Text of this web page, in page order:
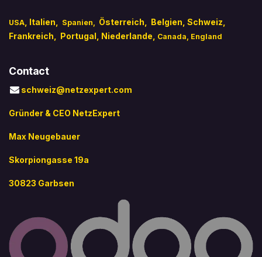
USA Italien Spanien, Österreich, Belgien, Schweiz,
Frankreich, Portugal , Niederlande, Canada England
Contact
schweiz@netzexpert.com
Gründer & CEO NetzExpert
Max Neugebauer
Skorpiongasse 19a
30823 Garbsen